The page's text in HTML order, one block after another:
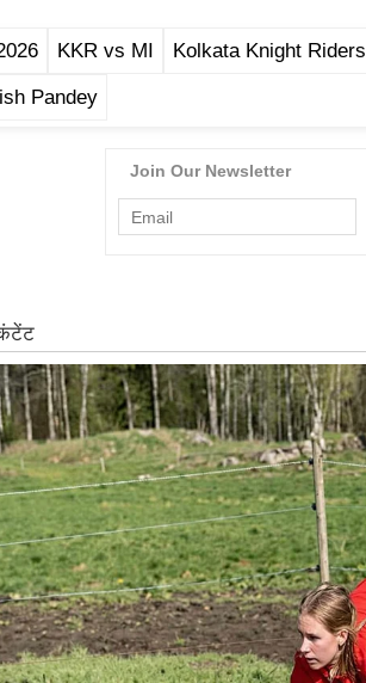
KKR vs MI Kolkata Knight Riders
Pandey